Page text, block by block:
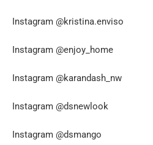
Instagram @kristina.enviso
Instagram @enjoy_home
Instagram @karandash_nw
Instagram @dsnewlook
Instagram @dsmango